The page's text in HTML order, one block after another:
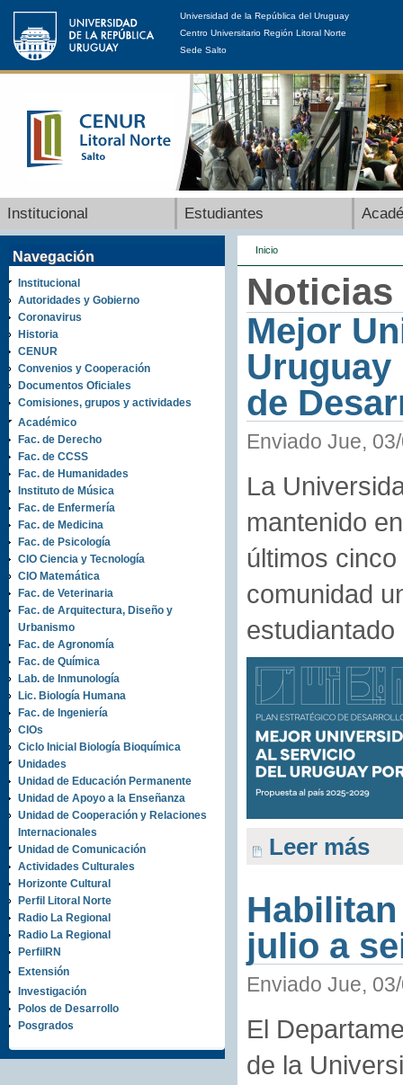
Universidad de la República del Uruguay
Centro Universitario Región Litoral Norte
Sede Salto
Institucional Estudiantes
Navegación
Institucional
Autoridades y Gobierno
Coronavirus
Historia
CENUR
Convenios y Cooperación
Documentos Oficiales
Comisiones, grupos y actividades
Académico
Fac. de Derecho
Fac. de CCSS
Fac. de Humanidades
Instituto de Música
Fac. de Enfermería
Fac. de Medicina
Fac. de Psicología
CIO Ciencia y Tecnología
CIO Matemática
Fac. de Veterinaria
Fac. de Arquitectura, Diseño y
Urbanismo
Fac. de Agronomía
Fac. de Química
Lab. de Inmunología
Lic. Biología Humana
Fac. de Ingeniería
CIOs
Ciclo Inicial Biología Bioquímica
Unidades
Unidad de Educación Permanente
Unidad de Apoyo a la Enseñanza
Unidad de Cooperación y Relaciones
Internacionales
Unidad de Comunicación
Actividades Culturales
Horizonte Cultural
Perfil Litoral Norte
Radio La Regional
Radio La Regional
PerfilRN
Extensión
Investigación
Polos de Desarrollo
Posgrados
Inicio
Noticias
Mejor
de
Enviado Jue,
La
mantenido
últimos
comunidad
Leer más
julio a
Enviado Jue,
El
de la